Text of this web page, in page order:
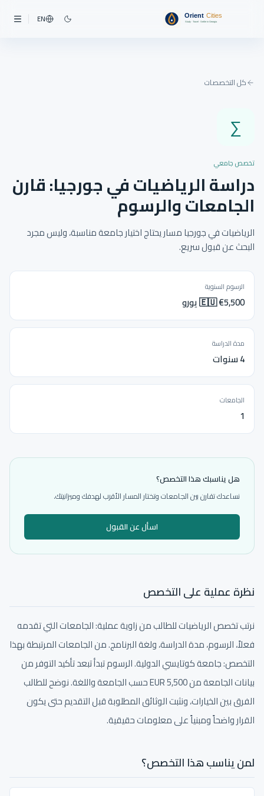
EN
كل التخصصات
∑
تخصص جامعي
دراسة الرياضيات في جورجيا: قارن
الجامعات والرسوم
الرياضيات في جورجيا مسار يحتاج اختيار جامعة مناسبة، وليس مجرد
البحث عن قبول سريع.
الرسوم السنوية
🇪🇺 €5,500 يورو
مدة الدراسة
4 سنوات
الجامعات
1
هل يناسبك هذا التخصص؟
نساعدك تقارن بين الجامعات وتختار المسار الأقرب لهدفك وميزانيتك.
اسأل عن القبول
نظرة عملية على التخصص
نرتب تخصص الرياضيات للطالب من زاوية عملية: الجامعات التي تقدمه
فعلاً، الرسوم، مدة الدراسة، ولغة البرنامج. من الجامعات المرتبطة بهذا
التخصص: جامعة كوتايسي الدولية. الرسوم تبدأ تبعد تأكيد التوفر من
بيانات الجامعة من 5,500 EUR حسب الجامعة واللغة. نوضح للطالب
الفرق بين الخيارات، ونثبت الوثائق المطلوبة قبل التقديم حتى يكون
القرار واضحاً ومبنياً على معلومات حقيقية.
لمن يناسب هذا التخصص؟